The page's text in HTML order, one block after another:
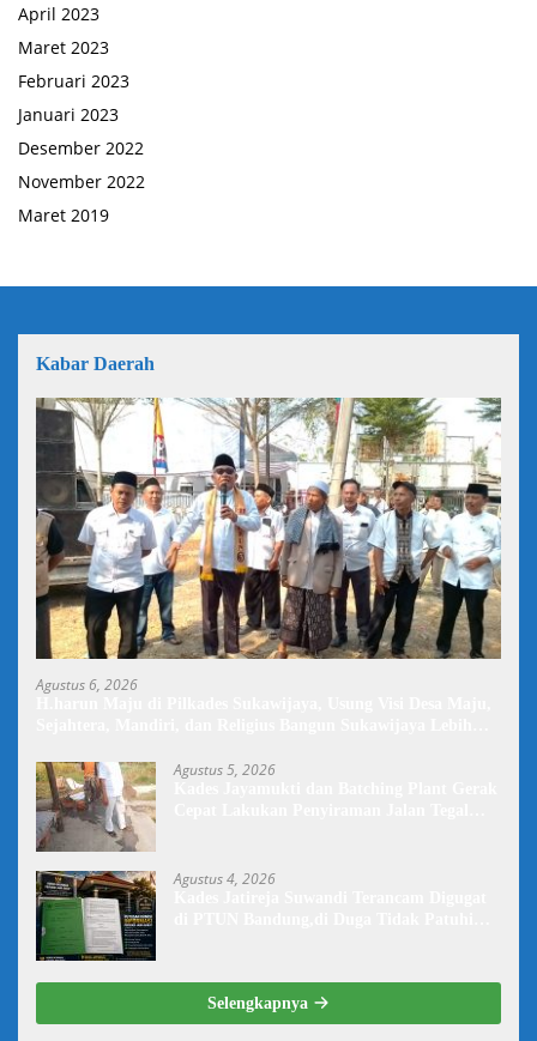
April 2023
Maret 2023
Februari 2023
Januari 2023
Desember 2022
November 2022
Maret 2019
Kabar Daerah
Agustus 6, 2026
Agustus 5, 2026
Agustus 4, 2026
Selengkapnya